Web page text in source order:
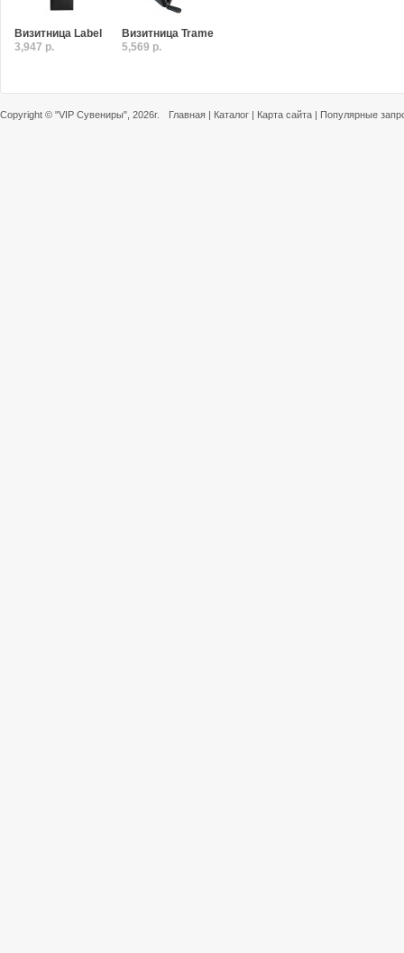
Визитница Label
3,947 р.
Визитница Trame
5,569 р.
Copyright © "VIP Сувениры" , 2026г. Главная | Каталог | Карта сайта | Популярные